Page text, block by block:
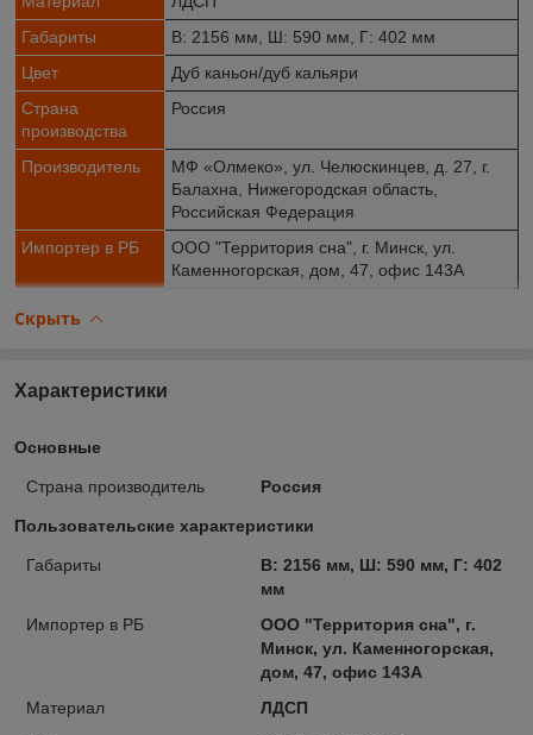
Габариты
В: 2156 мм, Ш: 590 мм, Г: 402 мм
Цвет
Дуб каньон/дуб кальяри
Страна
производства
Россия
Производитель
МФ «Олмеко», ул. Челюскинцев, д. 27, г.
Балахна, Нижегородская область,
Российская Федерация
Импортер в РБ
ООО "Территория сна", г. Минск, ул.
Каменногорская, дом, 47, офис 143А
Скрыть
Характеристики
Основные
Страна производитель Россия
Пользовательские характеристики
Габариты
В: 2156 мм, Ш: 590 мм, Г: 402
мм
Импортер в РБ
ООО "Территория сна", г.
Минск, ул. Каменногорская,
дом, 47, офис 143А
Материал
ЛДСП